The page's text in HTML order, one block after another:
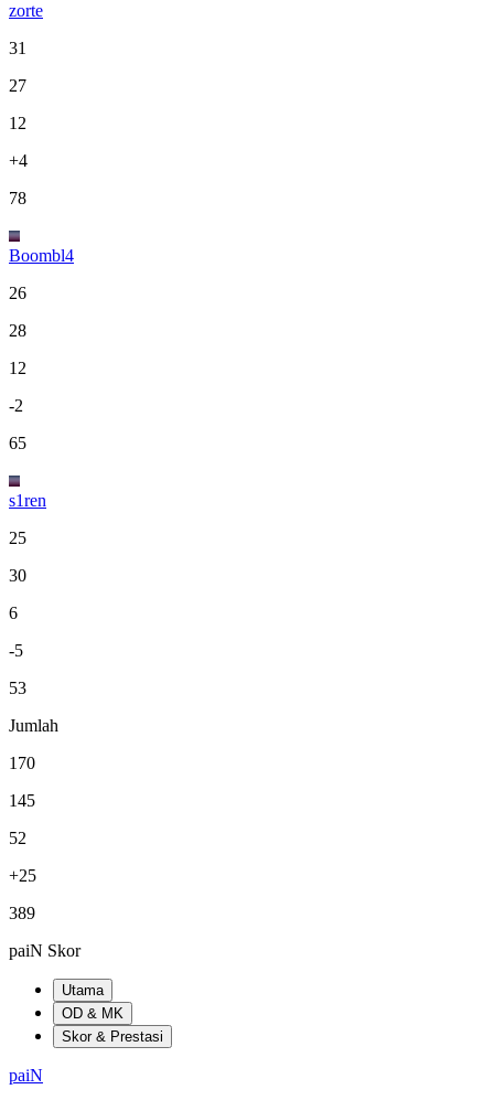
zorte
31
27
12
+4
78
Boombl4
26
28
12
-2
65
s1ren
25
30
6
-5
53
Jumlah
170
145
52
+25
389
paiN Skor
Utama
OD & MK
Skor & Prestasi
paiN